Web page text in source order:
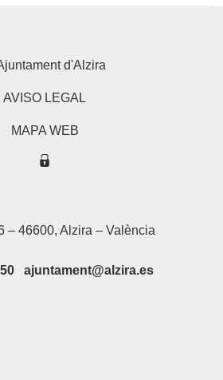
d'Alzira
AVISO LEGAL
MAPA WEB
– 46600, Alzira – València
50 ajuntament@alzira.es